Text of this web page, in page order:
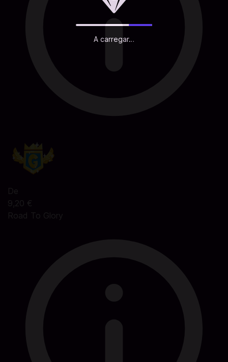
A carregar…
De
9,20 €
Road To Glory